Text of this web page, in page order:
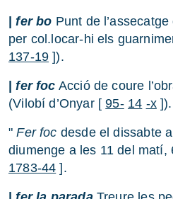
|fer bo Punt de
per col.locar-hi els
137-19 ]).
fer foc Acció de coure
(Vilobí d’Onyar [95- 14 -x]).
"Fer foc desde el dissabte
diumenge a les 11 del matí,
1783-44 ].